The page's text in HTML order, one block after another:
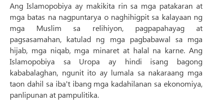
Ang Islamopobiya ay makikita rin sa mga patakaran at
mga batas na nagpuntarya o naghihigpit sa kalayaan ng
mga Muslim sa relihiyon, pagpapahayag at
pagsasamahan, katulad ng mga pagbabawal sa mga
hijab, mga niqab, mga minaret at halal na karne. Ang
Islamopobiya sa Uropa ay hindi isang bagong
kababalaghan, ngunit ito ay lumala sa nakaraang mga
taon dahil sa iba't ibang mga kadahilanan sa ekonomiya,
panlipunan at pampulitika.